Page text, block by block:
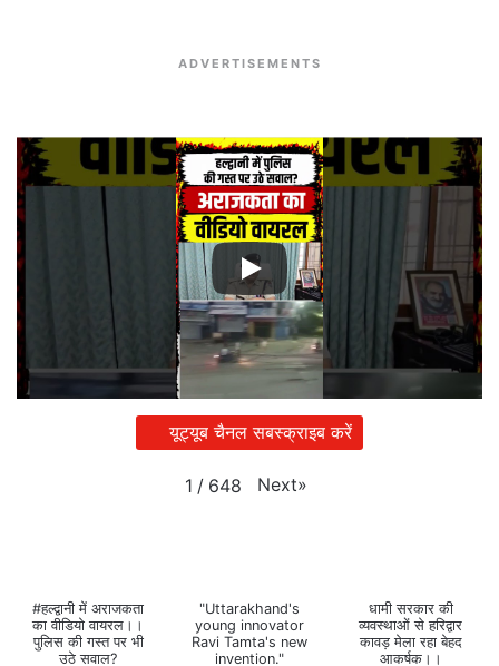
ADVERTISEMENTS
यूट्यूब चैनल सबस्क्राइब करें
1 / 648 Next»
#हल्द्वानी में अराजकता
का वीडियो वायरल।।
पुलिस की गस्त पर भी
उठे सवाल?
"Uttarakhand's
young innovator
Ravi Tamta's new
invention."
धामी सरकार की
व्यवस्थाओं से हरिद्वार
कावड़ मेला रहा बेहद
आकर्षक।।